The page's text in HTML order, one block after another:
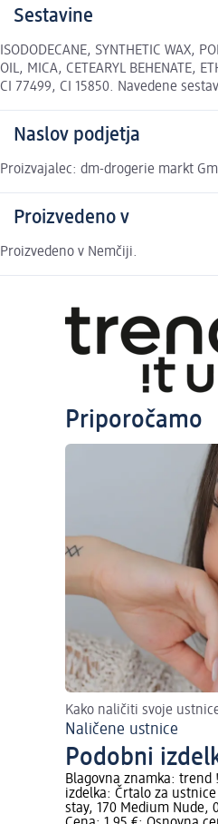
Sestavine
ISODODECANE, SYNTHETIC WAX,
OIL, MICA, CETEARYL BEHENATE,
CI 77499, CI 15850. Navedene
Naslov podjetja
Proizvajalec: dm-drogerie markt
Proizvedeno v
Proizvedeno v Nemčiji.
Priporočamo
Kako naličiti svoje
Naličene ustnice
Podobni
Blagovna znamka: trend
izdelka: Črtalo za
stay, 170 Medium Nude,